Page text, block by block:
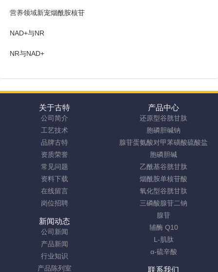
营养领域新宠烟酰胺核苷
NAD+与NR
NR与NAD+
关于古特
公司简介
工艺技术
品牌古特
资质荣誉
常见问题
资料下载
在线留言
岗位招聘
产品中心
还原型谷胱甘肽
胞磷胆碱钠
腺苷蛋氨酸对甲苯磺酸硫酸盐
胞磷胆碱
乙酰基谷胱甘肽
烟酰胺单核苷酸
氧化型谷胱甘肽
三磷酸腺苷二钠
腺苷
辅酶 Q10
L-肌肽
α-硫辛酸
新闻动态
公司新闻
产品新闻
行业知识
产品陈列室
联系我们